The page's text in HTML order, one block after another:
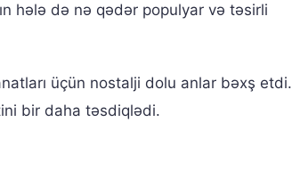
hələ də nə qədər populyar və təsirli
üçün nostalji dolu anlar bəxş etdi.
bir daha təsdiqlədi.